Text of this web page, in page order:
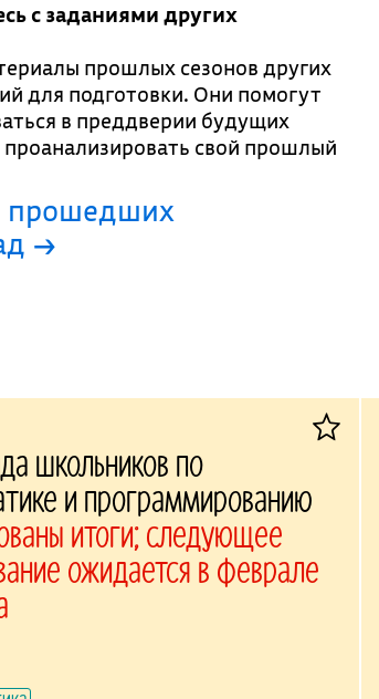
с заданиями других
прошлых сезонов других
для подготовки. Они помогут
в преддверии будущих
свой прошлый
прошедших
→
школьников по
и программированию
итоги; следующее
ожидается в феврале